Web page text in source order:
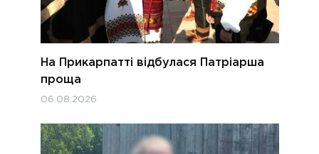
На Прикарпатті відбулася Патріарша
проща
06.08.2026